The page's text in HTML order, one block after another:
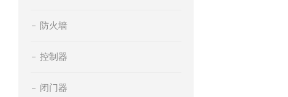
防火墙
控制器
闭门器